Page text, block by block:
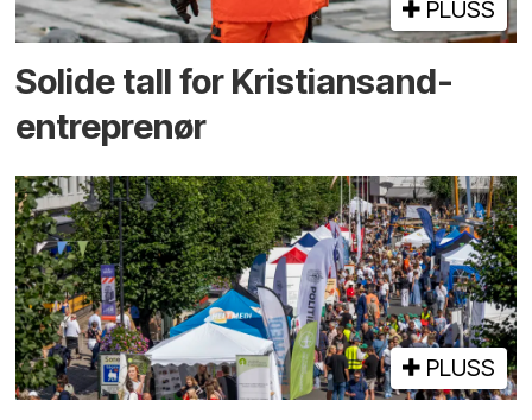
PLUSS
Solide tall for Kristiansand-
entreprenør
PLUSS